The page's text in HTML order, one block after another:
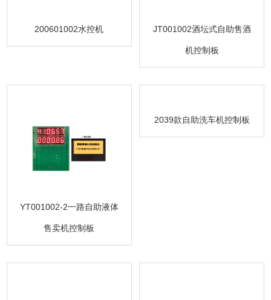
200601002水控机 JT001002酒坛式自助售酒
机控制板
YT001002-2一路自助液体
售卖机控制板
2039款自助洗车机控制板